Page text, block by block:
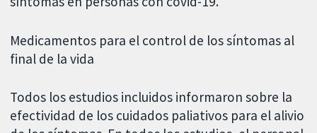
Medicamentos para el control de los síntomas al
final de la vida
Todos los estudios incluidos informaron sobre la
efectividad de los cuidados paliativos para el alivio